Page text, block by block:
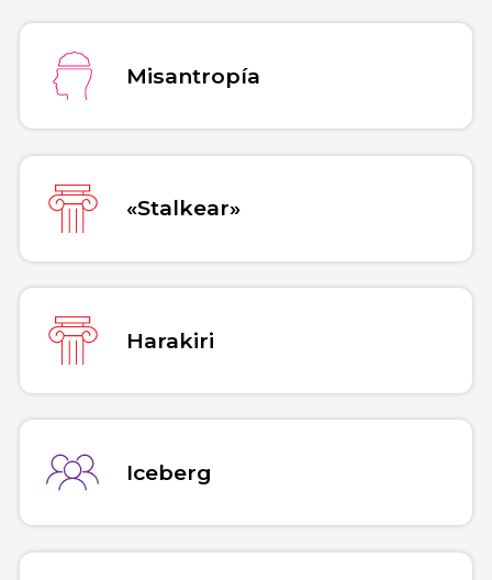
Misantropía
«Stalkear»
Harakiri
Iceberg